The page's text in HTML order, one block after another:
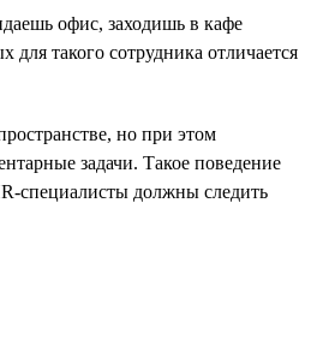
офис, заходишь в кафе
такого сотрудника отличается
но при этом
задачи. Такое поведение
специалисты должны следить